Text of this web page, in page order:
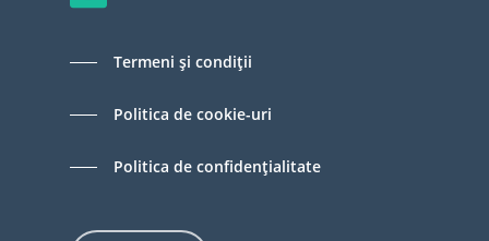
Termeni şi condiţii
Politica de cookie-uri
Politica de confidenţialitate